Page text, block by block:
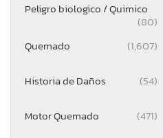
Peligro biologico / Quimico
(80)
Quemado
(1,607)
Historia de Daños (54)
Motor Quemado (471)